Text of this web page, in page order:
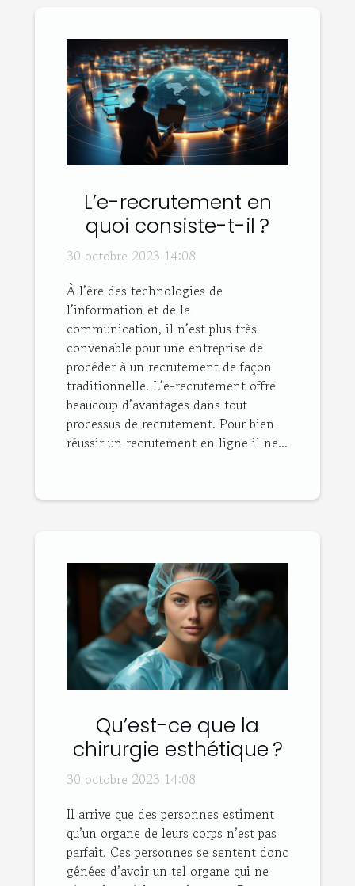
L’e-recrutement en
quoi consiste-t-il ?
30 octobre 2023 14:08
À l’ère des technologies de
l’information et de la
communication, il n’est plus très
convenable pour une entreprise de
procéder à un recrutement de façon
traditionnelle. L’e-recrutement offre
beaucoup d’avantages dans tout
processus de recrutement. Pour bien
réussir un recrutement en ligne il ne...
Qu’est-ce que la
chirurgie esthétique ?
30 octobre 2023 14:08
Il arrive que des personnes estiment
qu’un organe de leurs corps n’est pas
parfait. Ces personnes se sentent donc
gênées d’avoir un tel organe qui ne